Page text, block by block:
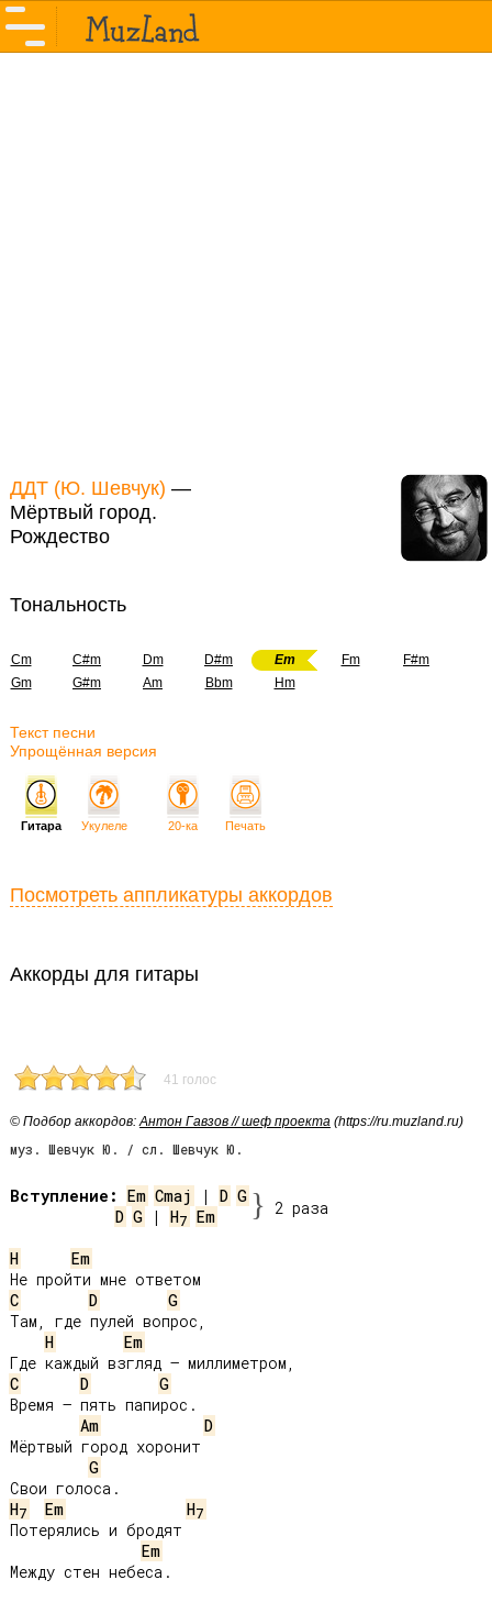
ДДТ (Ю. Шевчук) —
Мёртвый город.
Рождество
Тональность
Cm C#m Dm D#m Em Fm
F#m
Gm
G#m Am Bbm Hm
Текст песни
Упрощённая версия
Аккорды для гитары
41 голос
© Подбор аккордов:Антон Гавзов // шеф проекта (https://ru.muzland.ru)
муз. Шевчук Ю. / сл. Шевчук Ю.
Вступление: Em Cmaj | D G
D G | H7 Em } 2 раза
H
Em
C
D
G
Там, где пулей вопрос,
H
Em
C
D
G
Время – пять папирос.
Am
D
Мёртвый город хоронит
G
H7 Em H7
Потерялись и бродят
Em
Между стен небеса.
Гитара Укулеле 20-ка Печать
Посмотреть аппликатуры аккордов